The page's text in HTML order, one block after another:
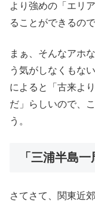
より強めの「エリ
ることができるので
まぁ、そんなアホ
う気がしなくもない
によると「古来よ
だ」らしいので、
う。
「三浦半島
さてさて、関東近